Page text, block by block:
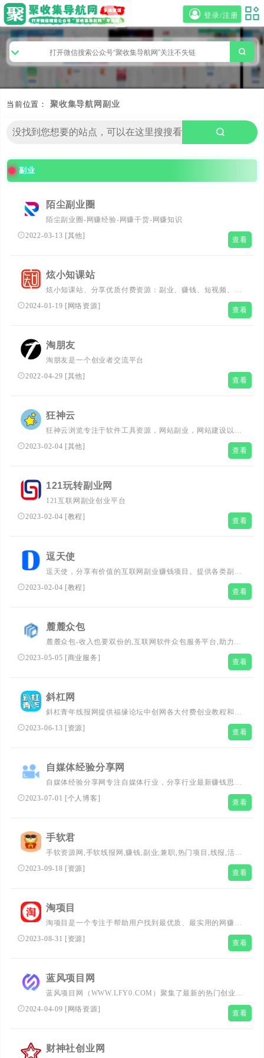
登录/注册
当前位置： 聚收集导航网 副业
副业
陌尘副业圈
陌尘副业圈-网赚经验-网赚干货-网赚知识
2022-03-13 [其他] 查看
炫小知课站
炫小知课站、分享优质付费资源：副业、赚钱、短视频、直
播带货、电商、运营、抖音、小红书、快手、知乎、网赚项
目、SEO、闲鱼、等VIP课程下载，通过学习实现互联网创
2024-01-19 [ 网络资源] 查看
淘朋友
淘朋友是一个创业者交流平台
2022-04-29 [其他] 查看
狂神云
狂神云浏览专注于软件工具资源，网站副业，网站建设以及
分享优惠活动,网站程序源码技术教程以及多个领域的资
2023-02-04 [其他] 查看
121玩转副业网
121互联网副业创业平台
2023-02-04 [教程] 查看
逗天使
逗天使，分享有价值的互联网副业赚钱项目。提供各类副业
项目，副业教程等资讯，适合上班族、公务员、大学生、宝
妈兼职做副业项目的平台，帮助您提升个人价值，更轻松的
2023-02-04 [教程] 查看
麓麓众包
麓麓众包-收入也要双份的,互联网软件众包服务平台,助力解
决您所需的软件开发服务
2023-05-05 [商业服务] 查看
斜杠网
斜杠青年线报网提供福缘论坛中创网各大付费创业教程和创
业项目，聚合知识付费VIP创业课程包含自媒体，拼多多，
淘宝电商营销教程，SEO技术、短视频抖音快手等，副业创
2023-06-13 [资源] 查看
自媒体经验分享网
自媒体经验分享网专注自媒体行业，分享行业最新赚钱思
路，账号运营技巧，自媒体音视频素材，推荐高效内容创作
工具，分类归类自媒体从业经验，助力行业新人快速入门，
2023-07-01 [个人博客] 查看
手软君
手软资源网,手软线报网,赚钱,副业,兼职,热门项目,线报,活动
线报,优惠活动,优惠券,白菜价,羊毛党,薅羊毛,红包活动,有奖
活动,支付宝红包,微信红包,影视会员,话费,流量,信用卡活动,
2023-09-18 [资源] 查看
淘项目
淘项目是一个专注于帮助用户找到最优质、最实用的网赚项
目和资源的平台。我们精心挑选每一个项目，保证它们的质
量和可靠性，让你的创业之路更加顺利。除此之外，我们还
家庭，让我们一起发现目前的风口向项目以及创业赚钱项目
的技巧，让您少走弯路，快速变现！
2023-08-31 [资源] 查看
蓝风项目网
蓝风项目网（WWW.LFY0.COM）聚集了最新的热门创业项
目、副业项目、网络项目、优质教程、网站源码、各类网络
资源等免费下载，专注互联低成本创业为草根创业者提供优
2024-04-09 [ 网络资源] 查看
财神社创业网